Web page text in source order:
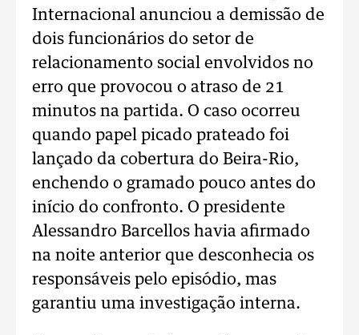
Internacional anunciou a demissão de
dois funcionários do setor de
relacionamento social envolvidos no
erro que provocou o atraso de 21
minutos na partida. O caso ocorreu
quando papel picado prateado foi
lançado da cobertura do Beira-Rio,
enchendo o gramado pouco antes do
início do confronto. O presidente
Alessandro Barcellos havia afirmado
na noite anterior que desconhecia os
responsáveis pelo episódio, mas
garantiu uma investigação interna.